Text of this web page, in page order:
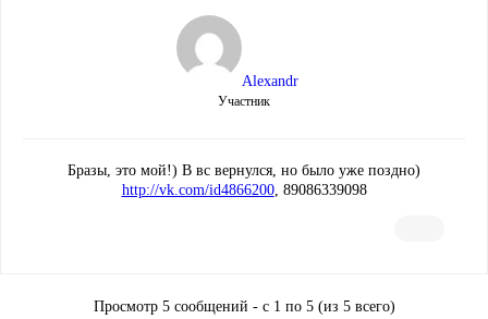
Alexandr
Участник
Бразы, это мой!) В вс вернулся, но было уже поздно)
http://vk.com/id4866200, 89086339098
Просмотр 5 сообщений - с 1 по 5 (из 5 всего)